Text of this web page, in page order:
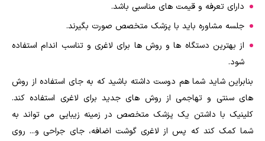
دارای تعرفه و قیمت های مناسبی باشد.
جلسه مشاوره باید با پزشک متخصص صورت بگیرند.
از بهترین دستگاه ها و روش ها برای لاغری و تناسب اندام استفاده
شود.
بنابراین شاید شما هم دوست داشته باشید که به جای استفاده از روش
های سنتی و تهاجمی از روش های جدید برای لاغری استفاده کند.
کلینیک با داشتن یک پزشک متخصص در زمینه زیبایی می تواند به
شما کمک کند که پس از لاغری گوشت اضافه، جای جراحی و... روی